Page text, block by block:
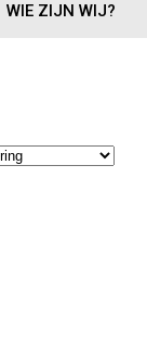
WIE ZIJN WIJ?